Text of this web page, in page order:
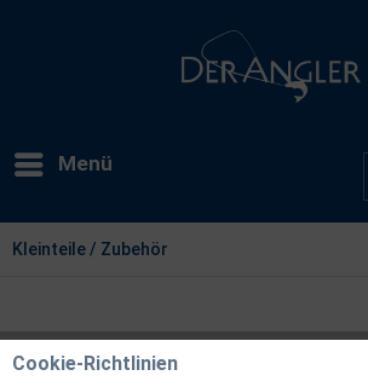
Menü
Kleinteile / Zubehör
Cookie-Richtlinien